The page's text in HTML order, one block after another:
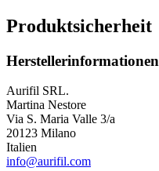
Produktsicherheit
Herstellerinformationen
Aurifil SRL.
Martina Nestore
Via S. Maria Valle 3/a
20123 Milano
Italien
info@aurifil.com